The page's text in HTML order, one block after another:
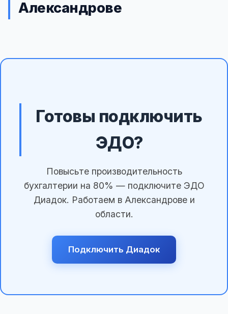
Александрове
Готовы подключить
ЭДО?
Повысьте производительность
бухгалтерии на 80% — подключите ЭДО
Диадок. Работаем в Александрове и
области.
Подключить Диадок